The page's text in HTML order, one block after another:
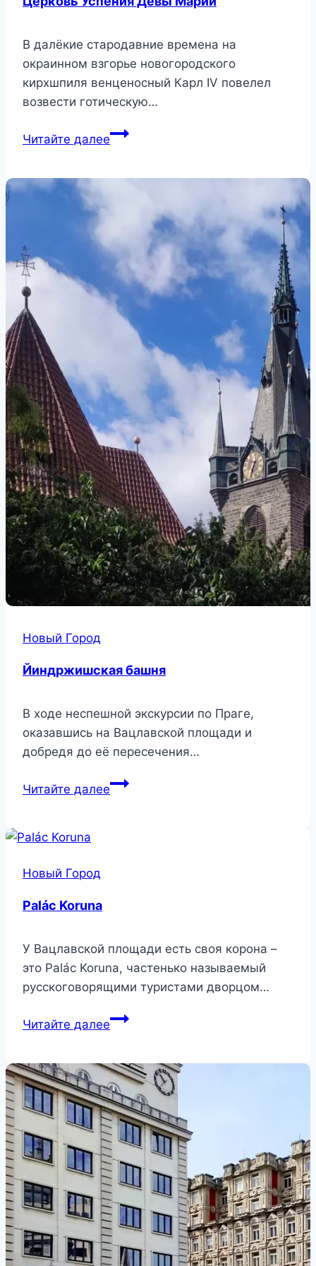
В далёкие стародавние времена на
окраинном взгорье новогородского
кирхшпиля венценосный Карл IV повелел
возвести готическую…
Читайте далееЦерковь
Новый Город
Йиндржишская башня
В ходе неспешной экскурсии по Праге,
оказавшись на Вацлавской площади и
добредя до её пересечения…
Читайте далееЙиндржишская
Новый Город
Palác Koruna
У Вацлавской площади есть своя корона –
это Palác Koruna, частенько называемый
русскоговорящими туристами дворцом…
Читайте далееPalác